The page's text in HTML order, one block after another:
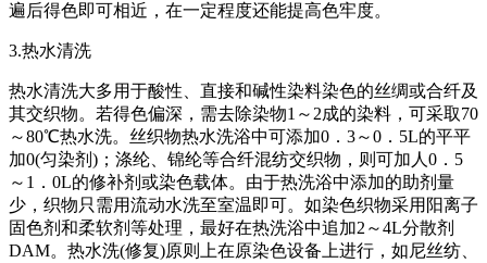
遍后得色即可相近，在一定程度还能提高色牢度。
3.热水清洗
热水清洗大多用于酸性、直接和碱性染料染色的丝绸或合纤及
其交织物。若得色偏深，需去除染物1～2成的染料，可采取70
～80℃热水洗。丝织物热水洗浴中可添加0．3～0．5L的平平
加0(匀染剂)；涤纶、锦纶等合纤混纺交织物，则可加人0．5
～1．0L的修补剂或染色载体。由于热洗浴中添加的助剂量
少，织物只需用流动水洗至室温即可。如染色织物采用阳离子
固色剂和柔软剂等处理，最好在热洗浴中追加2～4L分散剂
DAM。热水洗(修复)原则上在原染色设备上进行，如尼丝纺、